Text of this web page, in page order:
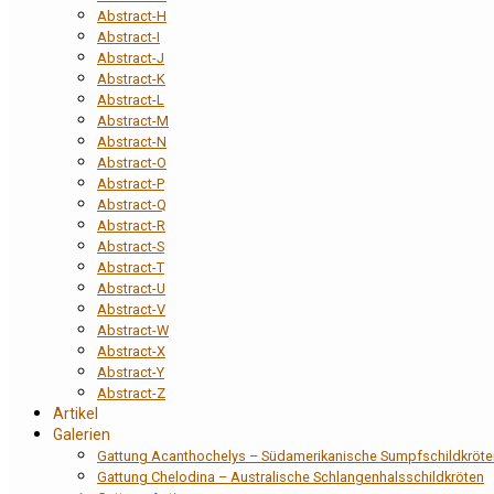
Abstract-H
Abstract-I
Abstract-J
Abstract-K
Abstract-L
Abstract-M
Abstract-N
Abstract-O
Abstract-P
Abstract-Q
Abstract-R
Abstract-S
Abstract-T
Abstract-U
Abstract-V
Abstract-W
Abstract-X
Abstract-Y
Abstract-Z
Artikel
Galerien
Gattung Acanthochelys – Südamerikanische
Gattung Chelodina – Australische Schlangenhalsschildkröten